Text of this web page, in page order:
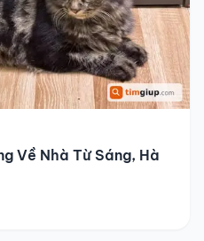
Về Nhà Từ Sáng, Hà